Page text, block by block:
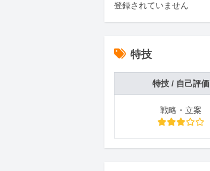
登録されていません
特技
特技 / 自己評価
戦略・立案